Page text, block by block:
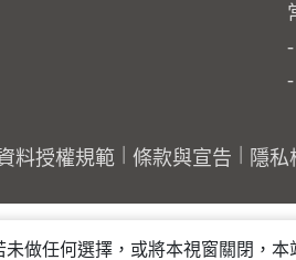
料授權規範 條款與宣告 隱私
做任何選擇，或將本視窗關閉，